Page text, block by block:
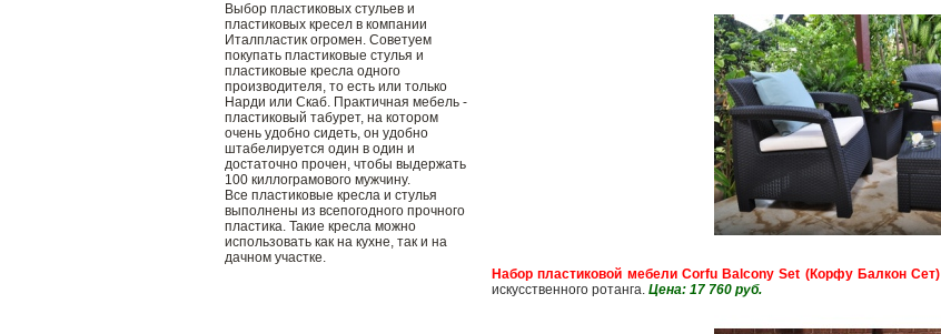
Выбор пластиковых стульев и
пластиковых кресел в компании
Италпластик огромен. Советуем
покупать пластиковые стулья и
пластиковые кресла одного
производителя, то есть или только
Нарди или Скаб. Практичная мебель -
пластиковый табурет, на котором
очень удобно сидеть, он удобно
штабелируется один в один и
достаточно прочен, чтобы выдержать
100 киллограмового мужчину.
Все пластиковые кресла и стулья
выполнены из всепогодного прочного
пластика. Такие кресла можно
использовать как на кухне, так и на
дачном участке.
Набор пластиковой мебели Corfu Balcony Set (Корфу Балкон Сет)
искусственного ротанга. Цена: 17 760 руб.